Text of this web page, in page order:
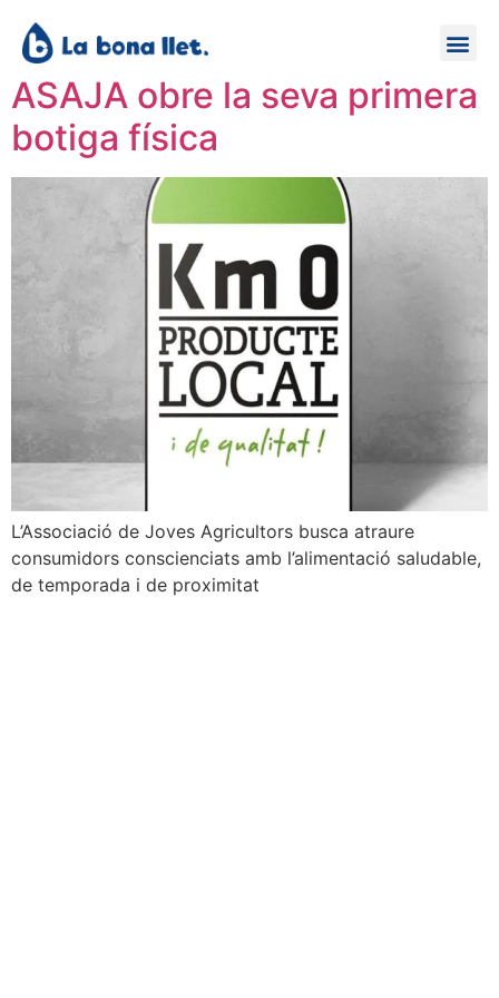
ASAJA obre la seva primera
botiga física
L’Associació de Joves Agricultors busca atraure
consumidors conscienciats amb l’alimentació saludable,
de temporada i de proximitat